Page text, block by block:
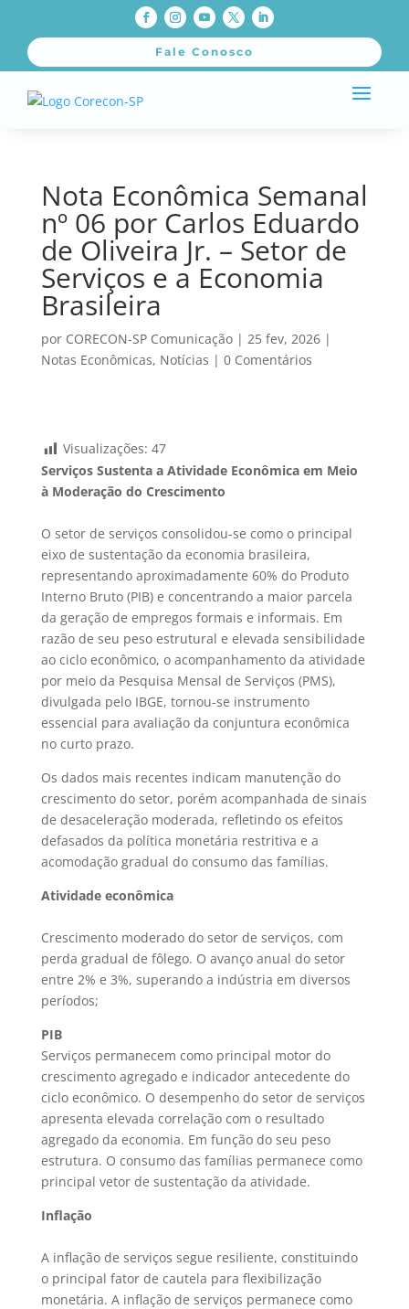
Fale Conosco
Nota Econômica Semanal
nº 06 por Carlos Eduardo
de Oliveira Jr. – Setor de
Serviços e a Economia
Brasileira
por CORECON-SP Comunicação| 25 fev, 2026|
Notas Econômicas, Notícias | 0 Comentários
Visualizações: 47
Serviços Sustenta a Atividade Econômica em Meio
à Moderação do Crescimento
O setor de serviços consolidou-se como o principal
eixo de sustentação da economia brasileira,
representando aproximadamente 60% do Produto
Interno Bruto (PIB) e concentrando a maior parcela
da geração de empregos formais e informais. Em
razão de seu peso estrutural e elevada sensibilidade
ao ciclo econômico, o acompanhamento da atividade
por meio da Pesquisa Mensal de Serviços (PMS),
divulgada pelo IBGE, tornou-se instrumento
essencial para avaliação da conjuntura econômica
no curto prazo.
Os dados mais recentes indicam manutenção do
crescimento do setor, porém acompanhada de sinais
de desaceleração moderada, refletindo os efeitos
defasados da política monetária restritiva e a
acomodação gradual do consumo das famílias.
Atividade econômica
Crescimento moderado do setor de serviços, com
perda gradual de fôlego. O avanço anual do setor
entre 2% e 3%, superando a indústria em diversos
períodos;
PIB
Serviços permanecem como principal motor do
crescimento agregado e indicador antecedente do
ciclo econômico. O desempenho do setor de serviços
apresenta elevada correlação com o resultado
agregado da economia. Em função do seu peso
estrutura. O consumo das famílias permanece como
principal vetor de sustentação da atividade.
Inflação
A inflação de serviços segue resiliente, constituindo
o principal fator de cautela para flexibilização
monetária. A inflação de serviços permanece como